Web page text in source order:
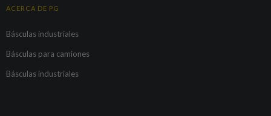
ACERCA DE PG
Básculas industriales
Básculas para camiones
Básculas industriales